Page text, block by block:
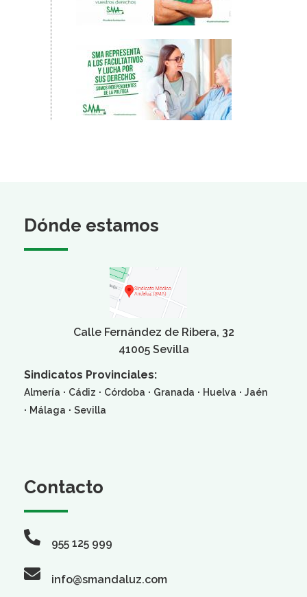
Dónde estamos
Calle Fernández de Ribera, 32
41005 Sevilla
Sindicatos Provinciales:
Almería · Cádiz · Córdoba · Granada · Huelva · Jaén
· Málaga · Sevilla
Contacto
955 125 999
info@smandaluz.com